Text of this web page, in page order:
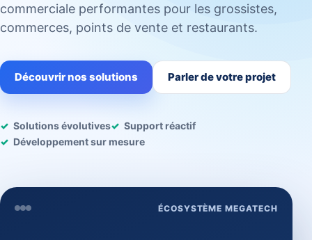
commerciale performantes pour les grossistes,
commerces, points de vente et restaurants.
Découvrir nos solutions Parler de votre projet
Solutions évolutives
Support réactif
Développement sur mesure
ÉCOSYSTÈME MEGATECH